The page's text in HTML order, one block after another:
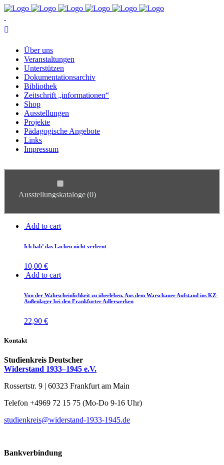
Über uns
Ver­an­stal­tun­gen
Un­ter­stüt­zen
Do­ku­men­ta­ti­ons­ar­chiv
Bi­blio­thek
Zeit­schrift „in­for­ma­tio­nen“
Shop
Aus­stel­lun­gen
Pro­jek­te
Päd­ago­gi­sche Angebote
Links
Im­pres­sum
Ausstellungskataloge(0)
Wegweiser (0) Weitere Publikationen
Zeitschrift "informationen"
Add to cart
Ich hab’ das La­chen nicht verlernt
10,00 €
Add to cart
Von der Wahr­schein­lich­keit zu über­le­ben. Aus dem War­schau­er Auf­stand ins KZ-
Au­ßen­la­ger bei den Frank­fur­ter Adlerwerken
22,90 €
Kontakt
Studienkreis Deutscher
Widerstand 1933–1945 e.V.
Rossertstr. 9 | 60323 Frankfurt am Main
Telefon +4969 72 15 75 (Mo-Do 9-16 Uhr)
studienkreis@widerstand-1933-1945.de
Bankverbindung